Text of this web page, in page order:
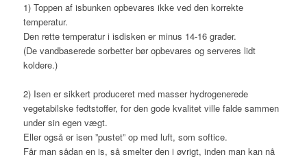
1) Toppen af isbunken opbevares ikke ved den korrekte
temperatur.
Den rette temperatur i isdisken er minus 14-16 grader.
(De vandbaserede sorbetter bør opbevares og serveres lidt
koldere.)
2) Isen er sikkert produceret med masser hydrogenerede
vegetabilske fedtstoffer, for den gode kvalitet ville falde sammen
under sin egen vægt.
Eller også er isen ”pustet” op med luft, som softice.
Får man sådan en is, så smelter den i øvrigt, inden man kan nå